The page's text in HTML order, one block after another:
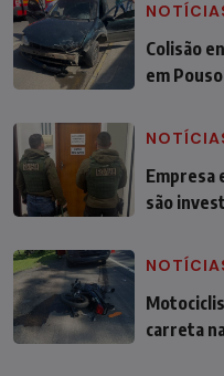
Colisão
em
Empresa
são
carreta